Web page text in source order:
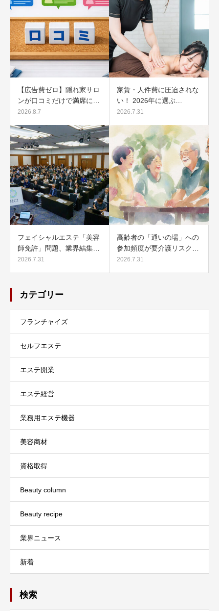
【広告費ゼロ】隠れ家サロ
ンが口コミだけで満席に…
2026.8.7
家賃・人件費に圧迫されな
い！ 2026年に選ぶ…
2026.7.31
フェイシャルエステ「美容
師免許」問題、業界結集…
2026.7.31
高齢者の「通いの場」への
参加頻度が要介護リスク…
2026.7.31
カテゴリー
フランチャイズ
セルフエステ
エステ開業
エステ経営
業務用エステ機器
美容商材
資格取得
Beauty column
Beauty recipe
業界ニュース
新着
検索